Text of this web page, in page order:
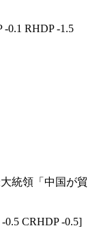
RHDP -1.5
統領「中国が貿
CRHDP -0.5]